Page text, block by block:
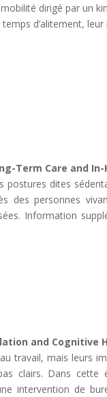
dirigé par un
d’alitement, leur
Term Care and
postures dites
des personnes
Information
and Cognitive
travail, mais leurs
clairs. Dans cette
intervention de